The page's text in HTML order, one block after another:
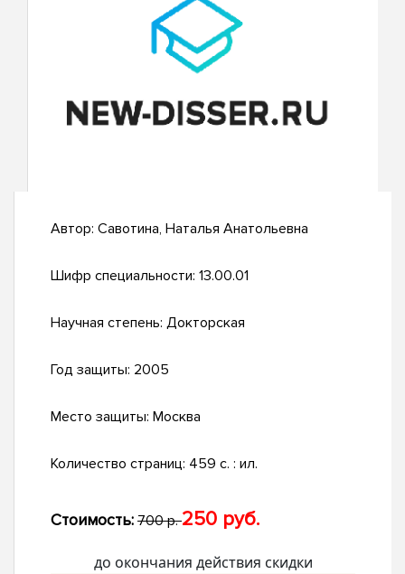
Автор: Савотина, Наталья Анатольевна
Шифр специальности: 13.00.01
Научная степень: Докторская
Год защиты: 2005
Место защиты: Москва
Количество страниц: 459 с. : ил.
Стоимость: 700 р.250 руб.
до окончания действия скидки